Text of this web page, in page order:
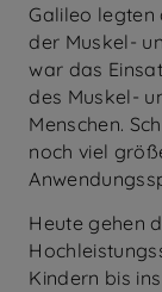
Galileo legten
der Muskel-
war das
des Muskel-
Menschen.
noch viel
Heute gehen
Kindern bis